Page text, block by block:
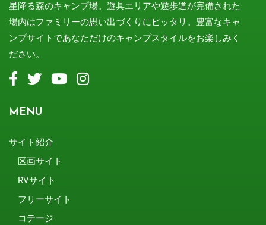
星降る森のキャンプ場。遊具エリアや遊歩道が完備された
場内はファミリーの思い出づくりにピッタリ。豊富なキャ
ンプサイトであなただけのキャンプスタイルをお楽しみく
ださい。
MENU
サイト紹介
区画サイト
RVサイト
フリーサイト
コテージ